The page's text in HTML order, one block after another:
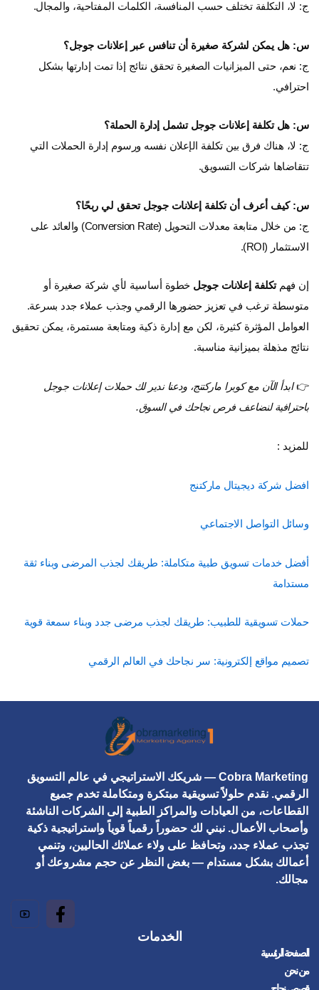
ج: لا، التكلفة تختلف حسب المنافسة، الكلمات المفتاحية، والمجال.
س: هل يمكن لشركة صغيرة أن تنافس عبر إعلانات جوجل؟
ج: نعم، حتى الميزانيات الصغيرة تحقق نتائج إذا تمت إدارتها بشكل
احترافي.
س: هل تكلفة إعلانات جوجل تشمل إدارة الحملة؟
ج: لا، هناك فرق بين تكلفة الإعلان نفسه ورسوم إدارة الحملات التي
تتقاضاها شركات التسويق.
س: كيف أعرف أن تكلفة إعلانات جوجل تحقق لي ربحًا؟
ج: من خلال متابعة معدلات التحويل (Conversion Rate) والعائد على
الاستثمار (ROI).
إن فهمتكلفة إعلانات جوجل خطوة أساسية لأي شركة صغيرة أو
متوسطة ترغب في تعزيز حضورها الرقمي وجذب عملاء جدد بسرعة.
العوامل المؤثرة كثيرة، لكن مع إدارة ذكية ومتابعة مستمرة، يمكن تحقيق
نتائج مذهلة بميزانية مناسبة.
👉ابدأ الآن مع كوبرا ماركتنج، ودعنا ندير لك حملات إعلانات جوجل
باحترافية لنضاعف فرص نجاحك في السوق.
للمزيد :
افضل شركة ديجيتال ماركتنج
وسائل التواصل الاجتماعي
أفضل خدمات تسويق طبية متكاملة: طريقك لجذب المرضى وبناء ثقة
مستدامة
حملات تسويقية للطبيب: طريقك لجذب مرضى جدد وبناء سمعة قوية
تصميم مواقع إلكترونية: سر نجاحك في العالم الرقمي
Cobra Marketing — شريكك الاستراتيجي في عالم التسويق
الرقمي. نقدم حلولاً تسويقية مبتكرة ومتكاملة تخدم جميع
القطاعات، من العيادات والمراكز الطبية إلى الشركات الناشئة
وأصحاب الأعمال. نبني لك حضوراً رقمياً قوياً واستراتيجية ذكية
تجذب عملاء جدد، وتحافظ على ولاء عملائك الحاليين، وتنمي
أعمالك بشكل مستدام — بغض النظر عن حجم مشروعك أو
مجالك.
الخدمات
الصفحة الرئسية
من نحن